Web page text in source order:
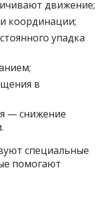
движение;
координации;
упадка
в
— снижение
специальные
помогают